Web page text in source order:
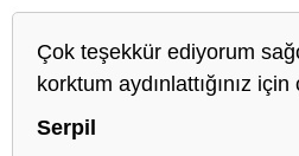
Çok teşekkür ediyorum
korktum aydınlattığınız
Serpil